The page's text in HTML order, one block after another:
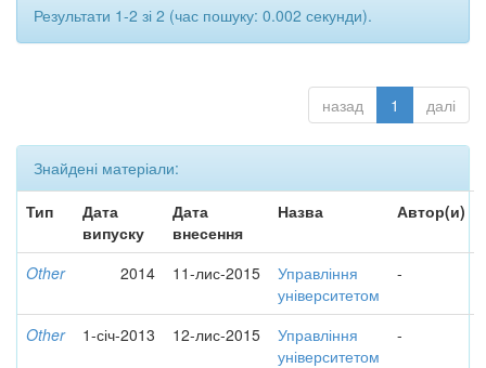
Результати 1-2 зі 2 (час пошуку: 0.002 секунди).
назад 1 далі
Знайдені матеріали:
Тип
Дата
випуску
Дата
внесення
Назва Автор(и)
Other 2014 11-лис-2015
Управління
університетом
-
Other 1-січ-2013 12-лис-2015
Управління
університетом
-